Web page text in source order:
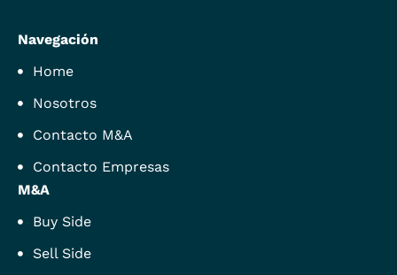
Navegación
Home
Nosotros
Contacto M&A
Contacto Empresas
M&A
Buy Side
Sell Side